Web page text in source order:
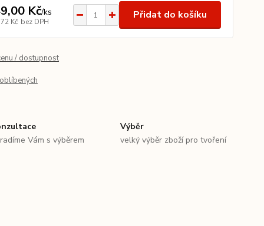
Kč/ks
Kč bez DPH
Přidat do košíku
/ dostupnost
Vám s výběrem
Výběr
velký výběr zboží pro tvoření